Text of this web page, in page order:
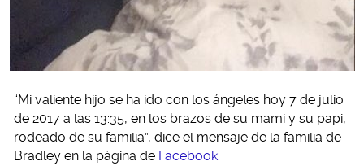
“Mi valiente hijo se ha ido con los ángeles hoy 7 de julio
de 2017 a las 13:35, en los brazos de su mami y su papi,
rodeado de su familia”, dice el mensaje de la familia de
Bradley en la página de Facebook